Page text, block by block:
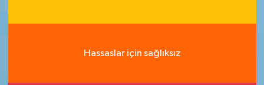
Hassaslar için sağlıksız